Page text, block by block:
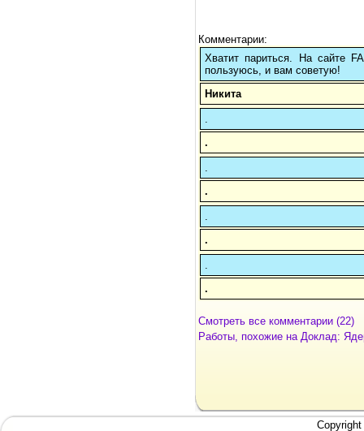
Комментарии:
Хватит париться. На сайте
пользуюсь, и вам советую!
Никита
.
.
.
.
Смотреть все комментарии (22)
Работы, похожие на Доклад: